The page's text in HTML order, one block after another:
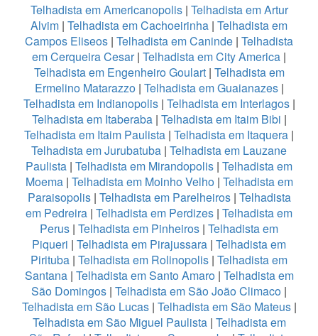
Telhadista em Americanopolis | Telhadista em Artur
Alvim | Telhadista em Cachoeirinha | Telhadista em
Campos Eliseos | Telhadista em Caninde | Telhadista
em Cerqueira Cesar| Telhadista em City America |
Telhadista em Engenheiro Goulart | Telhadista em
Ermelino Matarazzo | Telhadista em Guaianazes|
Telhadista em Indianopolis| Telhadista em Interlagos|
Telhadista em Itaberaba| Telhadista em Itaim Bibi |
Telhadista em Itaim Paulista | Telhadista em Itaquera |
Telhadista em Jurubatuba | Telhadista em Lauzane
Paulista | Telhadista em Mirandopolis | Telhadista em
Moema| Telhadista em Moinho Velho | Telhadista em
Paraisopolis| Telhadista em Parelheiros| Telhadista
em Pedreira | Telhadista em Perdizes | Telhadista em
Perus | Telhadista em Pinheiros | Telhadista em
Piqueri | Telhadista em Pirajussara | Telhadista em
Pirituba | Telhadista em Rolinopolis | Telhadista em
Santana| Telhadista em Santo Amaro| Telhadista em
São Domingos | Telhadista em São João Climaco |
Telhadista em São Lucas| Telhadista em São Mateus |
Telhadista em São Miguel Paulista| Telhadista em